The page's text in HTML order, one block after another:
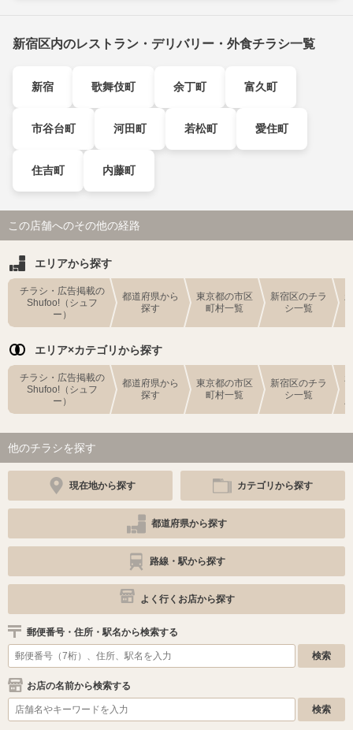
新宿区内のレストラン・デリバリー・外食チラシ一覧
新宿 歌舞伎町 余丁町 富久町
市谷台町 河田町 若松町 愛住町
住吉町 内藤町
この店舗へのその他の経路
エリアから探す
チラシ・広告掲載の
Shufoo!（シュフ
ー）
都道府県から
探す
東京都の市区
町村一覧
新宿区のチラ
シ一覧
エリア×カテゴリから探す
チラシ・広告掲載の
Shufoo!（シュフ
ー）
都道府県から
探す
東京都の市区
町村一覧
新宿区のチラ
シ一覧
他のチラシを探す
現在地から探す カテゴリから探す
都道府県から探す
路線・駅から探す
よく行くお店から探す
郵便番号・住所・駅名から検索する
お店の名前から検索する